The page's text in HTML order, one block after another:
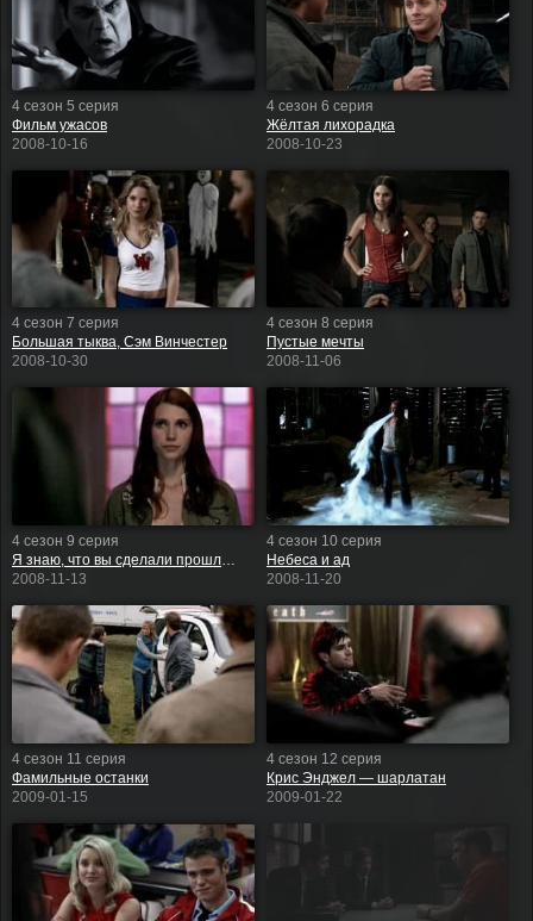
4 сезон 5 серия
Фильм ужасов
2008-10-16
4 сезон 6 серия
Жёлтая лихорадка
2008-10-23
4 сезон 7 серия
Большая тыква, Сэм Винчестер
2008-10-30
4 сезон 8 серия
Пустые мечты
2008-11-06
4 сезон 9 серия
Я знаю, что вы сделали прошлым летом
2008-11-13
4 сезон 10 серия
Небеса и ад
2008-11-20
4 сезон 11 серия
Фамильные останки
2009-01-15
4 сезон 12 серия
Крис Энджел — шарлатан
2009-01-22